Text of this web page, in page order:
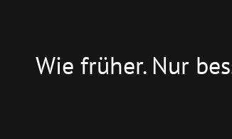
Wie früher. Nur